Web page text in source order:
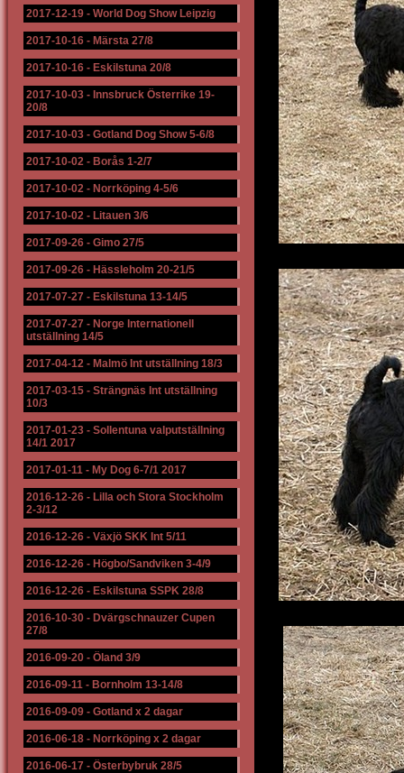
2017-12-19 - World Dog Show Leipzig
2017-10-16 - Märsta 27/8
2017-10-16 - Eskilstuna 20/8
2017-10-03 - Innsbruck Österrike 19-
20/8
2017-10-03 - Gotland Dog Show 5-6/8
2017-10-02 - Borås 1-2/7
2017-10-02 - Norrköping 4-5/6
2017-10-02 - Litauen 3/6
2017-09-26 - Gimo 27/5
2017-09-26 - Hässleholm 20-21/5
2017-07-27 - Eskilstuna 13-14/5
2017-07-27 - Norge Internationell
utställning 14/5
2017-04-12 - Malmö Int utställning 18/3
2017-03-15 - Strängnäs Int utställning
10/3
2017-01-23 - Sollentuna valputställning
14/1 2017
2017-01-11 - My Dog 6-7/1 2017
2016-12-26 - Lilla och Stora Stockholm
2-3/12
2016-12-26 - Växjö SKK Int 5/11
2016-12-26 - Högbo/Sandviken 3-4/9
2016-12-26 - Eskilstuna SSPK 28/8
2016-10-30 - Dvärgschnauzer Cupen
27/8
2016-09-20 - Öland 3/9
2016-09-11 - Bornholm 13-14/8
2016-09-09 - Gotland x 2 dagar
2016-06-18 - Norrköping x 2 dagar
2016-06-17 - Österbybruk 28/5